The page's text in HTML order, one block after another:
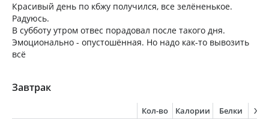
Красивый день по кбжу получился, все зелёненькое.
Радуюсь.
В субботу утром отвес порадовал после такого дня.
Эмоционально - опустошённая. Но надо как-то вывозить
всё
Завтрак
Кол-во Калории Белки